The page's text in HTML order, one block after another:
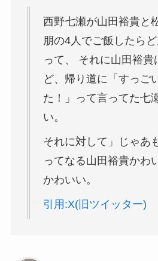
西野七瀬が山田 裕貴と
朋の4人でご飯したら
って、 それに山田 裕貴
ど、帰り道に「すっご
た！」って言ってた七
い。
それに対して」じゃあ
ってなる山田 裕貴かわ
かわいい。
引用:X(旧ツイッター)